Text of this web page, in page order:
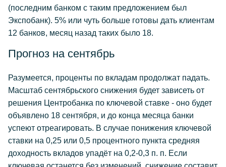
(последним банком с таким предложением был
Экспобанк). 5% или чуть больше готовы дать клиентам
12 банков, месяц назад таких было 18.
Прогноз на сентябрь
Разумеется, проценты по вкладам продолжат падать.
Масштаб сентябрьского снижения будет зависеть от
решения Центробанка по ключевой ставке - оно будет
объявлено 18 сентября, и до конца месяца банки
успеют отреагировать. В случае понижения ключевой
ставки на 0,25 или 0,5 процентного пункта средняя
доходность вкладов упадёт на 0,2-0,3 п. п. Если